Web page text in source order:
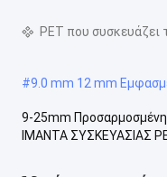
PET που συσκευάζει
#9.0 mm 12 mm
9-25mm
ΙΜΑΝΤΑ ΣΥΣΚΕΥΑΣΙΑΣ